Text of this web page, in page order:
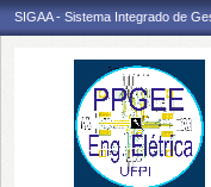
SIGAA - Sistema Integrado de